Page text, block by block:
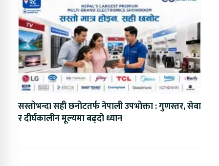
सस्तोभन्दा सही छनोटतर्फ नेपाली उपभोक्ता : गुणस्तर, सेवा
र दीर्घकालीन मूल्यमा बढ्दो ध्यान